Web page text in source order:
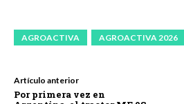
AGROACTIVA AGROACTIVA 2026
Artículo anterior
Por primera vez en